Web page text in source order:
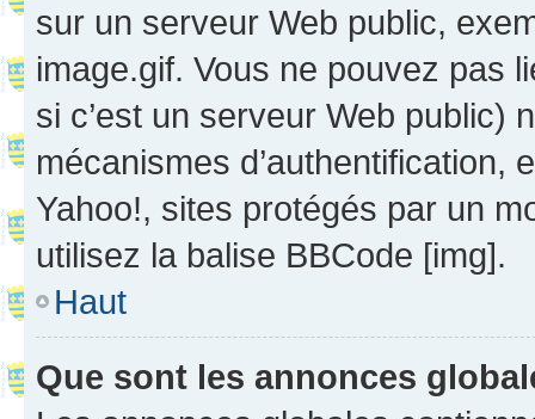
sur un serveur Web public,
image.gif. Vous ne pouvez pas
si c’est un serveur Web public)
mécanismes d’authentification,
Yahoo!, sites protégés par un
utilisez la balise BBCode [img].
Haut
Que sont les annonces